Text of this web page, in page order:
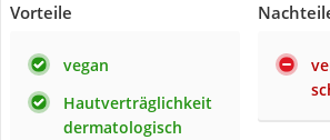
Vorteile
vegan
Hautverträglichkeit
dermatologisch